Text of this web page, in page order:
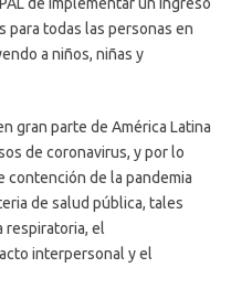
para todas las personas en
a niños, niñas y
gran parte de América Latina
de coronavirus, y por lo
contención de la pandemia
de salud pública, tales
respiratoria, el
interpersonal y el